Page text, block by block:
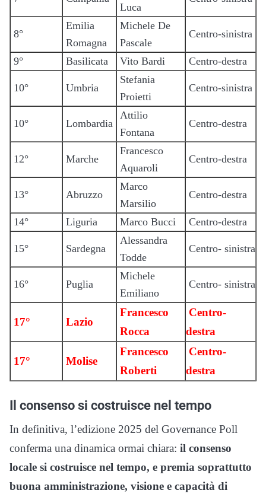
Luca
8°
Emilia
Romagna
Michele De
Pascale
Centro-sinistra
9° Basilicata Vito Bardi Centro-destra
10° Umbria
Stefania
Proietti
Centro-sinistra
10° Lombardia
Attilio
Fontana
Centro-destra
12° Marche
Francesco
Aquaroli
Centro-destra
13° Abruzzo
Marco
Marsilio
Centro-destra
14° Liguria Marco Bucci Centro-destra
15° Sardegna
Alessandra
Todde
Centro- sinistra
16° Puglia
Michele
Emiliano
Centro- sinistra
17° Lazio
Francesco
Rocca
Centro-
destra
17° Molise
Francesco
Roberti
Centro-
destra
Il consenso si costruisce nel tempo
In definitiva, l’edizione 2025 del Governance Poll
conferma una dinamica ormai chiara: il consenso
locale si costruisce nel tempo, e premia soprattutto
buona amministrazione, visione e capacità di